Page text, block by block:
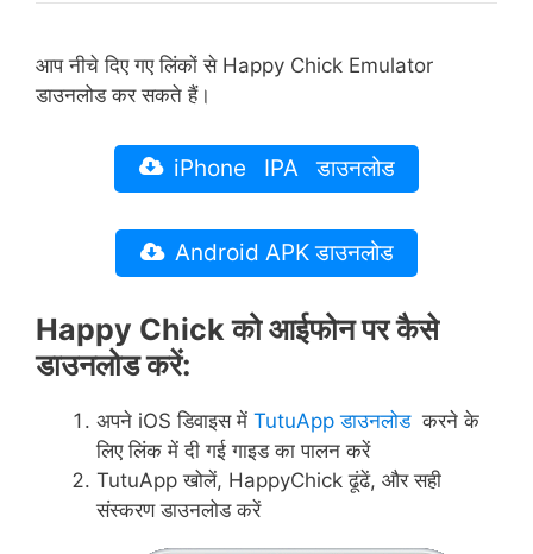
आप नीचे दिए गए लिंकों से Happy Chick Emulator
डाउनलोड कर सकते हैं।
iPhone IPA डाउनलोड
Android APK डाउनलोड
Happy Chick को आईफोन पर कैसे
डाउनलोड करें:
अपने iOS डिवाइस में TutuApp डाउनलोडकरने के
लिए लिंक में दी गई गाइड का पालन करें
TutuApp खोलें, HappyChick ढूंढें, और सही
संस्करण डाउनलोड करें